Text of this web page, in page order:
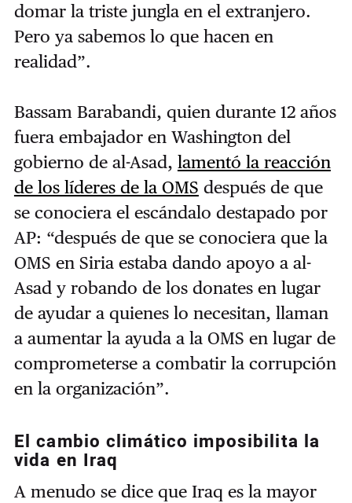
domar la triste jungla en el extranjero.
Pero ya sabemos lo que hacen en
realidad”.
Bassam Barabandi, quien durante 12 años
fuera embajador en Washington del
gobierno de al-Asad, lamentó la reacción
de los líderes de la OMS después de que
se conociera el escándalo destapado por
AP: “después de que se conociera que la
OMS en Siria estaba dando apoyo a al-
Asad y robando de los donates en lugar
de ayudar a quienes lo necesitan, llaman
a aumentar la ayuda a la OMS en lugar de
comprometerse a combatir la corrupción
en la organización”.
El cambio climático imposibilita la
vida en Iraq
A menudo se dice que Iraq es la mayor